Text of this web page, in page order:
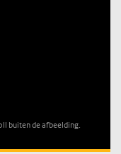
buiten de afbeelding.